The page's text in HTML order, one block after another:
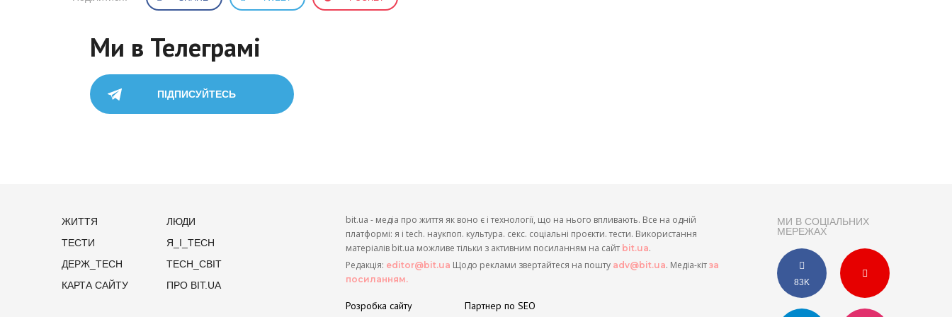
Ми в Телеграмі
ПІДПИСУЙТЕСЬ
ЖИТТЯ
ЛЮДИ
ТЕСТИ
Я_І_TECH
ДЕРЖ_TECH
TECH_СВІТ
КАРТА САЙТУ
ПРО BIT.UA
МИ В СОЦІАЛЬНИХ
МЕРЕЖАХ
83K
bit.ua - медіа про життя як воно є і технології, що на нього впливають. Все на одній
платформі: я і tech. наукпоп. культура. секс. соціальні проєкти. тести. Використання
матеріалів bit.ua можливе тільки з активним посиланням на сайт bit.ua.
Редакція: editor@bit.ua Щодо реклами звертайтеся на пошту adv@bit.ua. Медіа-кіт за
посиланням.
Розробка сайту Партнер по SEO